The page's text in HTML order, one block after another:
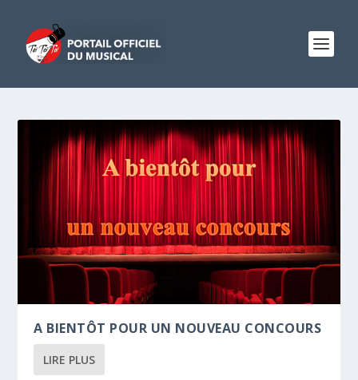
A BIENTÔT POUR UN NOUVEAU CONCOURS
LIRE PLUS